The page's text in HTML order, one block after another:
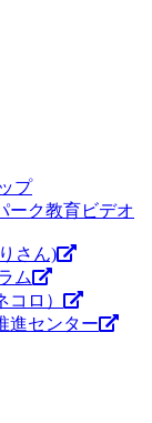
ーク教育ビデオ
さん)
ム
ロ）
進センター